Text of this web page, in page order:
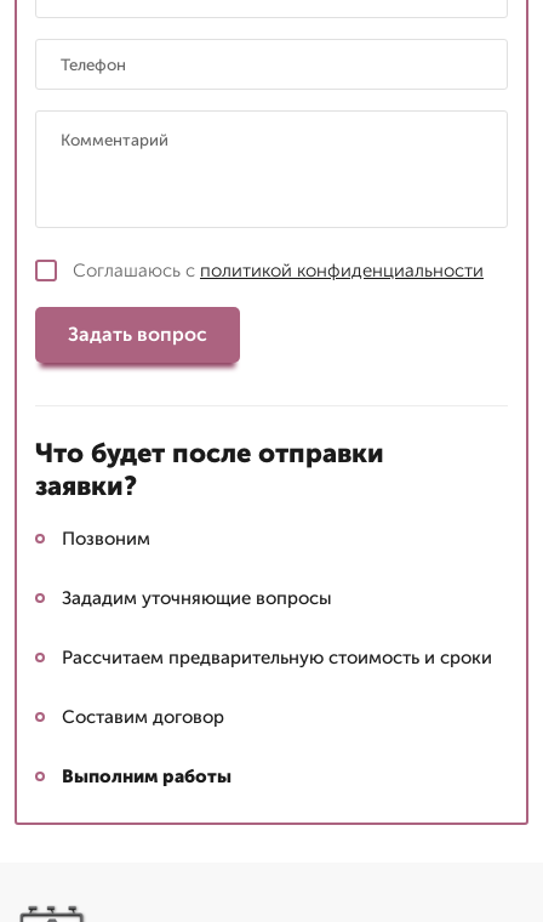
Соглашаюсь с политикой конфиденциальности
Задать вопрос
Что будет после отправки
заявки?
Позвоним
Зададим уточняющие вопросы
Рассчитаем предварительную стоимость и сроки
Составим договор
Выполним работы